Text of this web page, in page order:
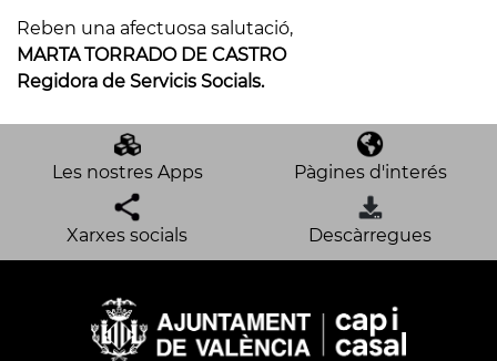
Reben una afectuosa salutació,
MARTA TORRADO DE CASTRO
Regidora de Servicis Socials.
Les nostres Apps Pàgines d'interés
Xarxes socials Descàrregues